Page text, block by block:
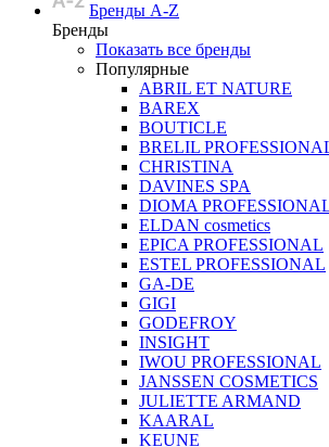
Бренды A-Z
Бренды
Показать все бренды
Популярные
ABRIL ET NATURE
BAREX
BOUTICLE
BRELIL
CHRISTINA
DAVINES SPA
DIOMA
ELDAN cosmetics
EPICA PROFESSIONAL
ESTEL PROFESSIONAL
GA-DE
GIGI
GODEFROY
INSIGHT
IWOU PROFESSIONAL
JANSSEN COSMETICS
JULIETTE ARMAND
KAARAL
KEUNE